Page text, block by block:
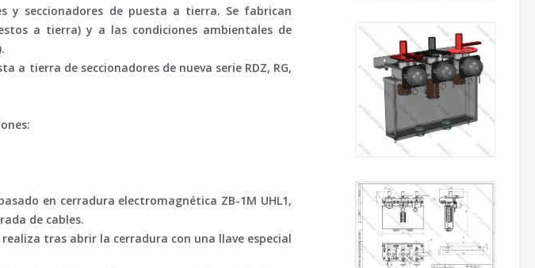
y seccionadores de puesta a tierra. Se fabrican
a tierra) y a las condiciones ambientales de
a tierra de seccionadores de nueva serie RDZ, RG,
en cerradura electromagnética ZB-1M UHL1,
de cables.
tras abrir la cerradura con una llave especial